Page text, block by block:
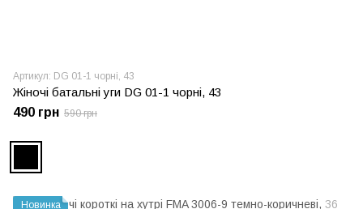
Артикул: DG 01-1 чорні, 43
Жіночі батальні уги DG 01-1 чорні, 43
490 грн 590 грн
Новинка